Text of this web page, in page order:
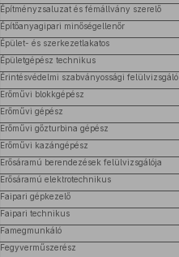
Építményzsaluzat és fémállvány szerelő
Építőanyagipari minőségellenőr
Épület- és szerkezetlakatos
Épületgépész technikus
Érintésvédelmi szabványossági felülvizsgáló
Erőművi blokkgépész
Erőművi gépész
Erőművi gőzturbina gépész
Erőművi kazángépész
Erősáramú berendezések felülvizsgálója
Erősáramú elektrotechnikus
Faipari gépkezelő
Faipari technikus
Famegmunkáló
Fegyverműszerész